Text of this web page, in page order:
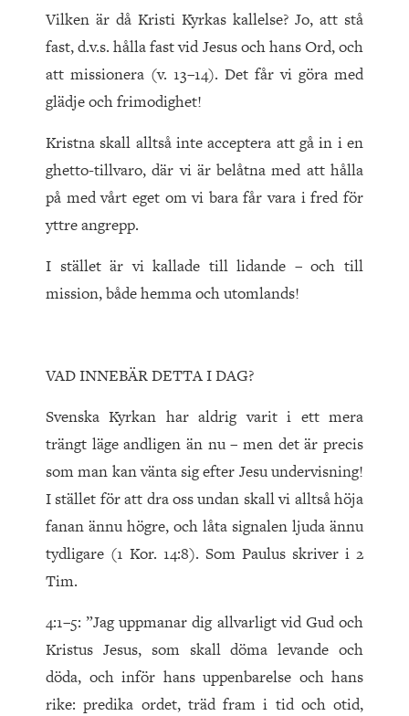
Vilken är då Kristi Kyrkas kallelse? Jo, att stå
fast, d.v.s. hålla fast vid Jesus och hans Ord, och
att missionera (v. 13–14). Det får vi göra med
glädje och frimodighet!
Kristna skall alltså inte acceptera att gå in i en
ghetto-tillvaro, där vi är belåtna med att hålla
på med vårt eget om vi bara får vara i fred för
yttre angrepp.
I stället är vi kallade till lidande – och till
mission, både hemma och utomlands!
VAD INNEBÄR DETTA I DAG?
Svenska Kyrkan har aldrig varit i ett mera
trängt läge andligen än nu – men det är precis
som man kan vänta sig efter Jesu undervisning!
I stället för att dra oss undan skall vi alltså höja
fanan ännu högre, och låta signalen ljuda ännu
tydligare (1 Kor. 14:8). Som Paulus skriver i 2
Tim.
4:1–5: ”Jag uppmanar dig allvarligt vid Gud och
Kristus Jesus, som skall döma levande och
döda, och inför hans uppenbarelse och hans
rike: predika ordet, träd fram i tid och otid,